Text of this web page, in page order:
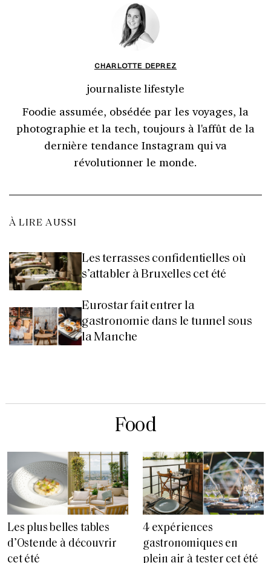
CHARLOTTE DEPREZ
journaliste lifestyle
Foodie assumée, obsédée par les voyages, la
photographie et la tech, toujours à l'affût de la
dernière tendance Instagram qui va
révolutionner le monde.
À LIRE AUSSI
Les terrasses confidentielles où
s’attabler à Bruxelles cet été
Eurostar fait entrer la
gastronomie dans le tunnel sous
la Manche
Food
Les plus belles tables
d’Ostende à découvrir
cet été
4 expériences
gastronomiques en
plein air à tester cet été